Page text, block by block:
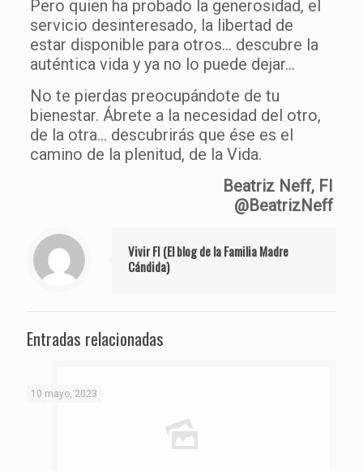
Pero quien ha probado la generosidad, el
servicio desinteresado, la libertad de
estar disponible para otros… descubre la
auténtica vida y ya no lo puede dejar…
No te pierdas preocupándote de tu
bienestar. Ábrete a la necesidad del otro,
de la otra… descubrirás que ése es el
camino de la plenitud, de la Vida.
Beatriz Neff, FI
@BeatrizNeff
Vivir FI (El blog de la Familia Madre
Cándida)
Entradas relacionadas
10 mayo, 2023